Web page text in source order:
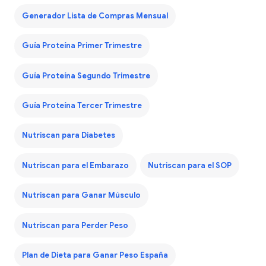
Generador Lista de Compras Mensual
Guía Proteína Primer Trimestre
Guía Proteína Segundo Trimestre
Guía Proteína Tercer Trimestre
Nutriscan para Diabetes
Nutriscan para el Embarazo Nutriscan para el SOP
Nutriscan para Ganar Músculo
Nutriscan para Perder Peso
Plan de Dieta para Ganar Peso España